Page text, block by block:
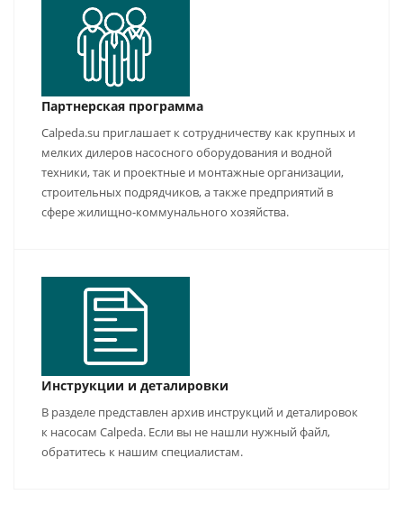
Партнерская программа
Calpeda.su приглашает к сотрудничеству как крупных и
мелких дилеров насосного оборудования и водной
техники, так и проектные и монтажные организации,
строительных подрядчиков, а также предприятий в
сфере жилищно-коммунального хозяйства.
Инструкции и деталировки
В разделе представлен архив инструкций и деталировок
к насосам Calpeda. Если вы не нашли нужный файл,
обратитесь к нашим специалистам.